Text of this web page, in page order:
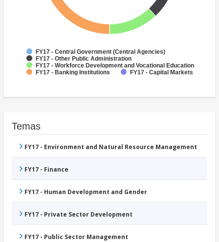
FY17 - Central Government (Central Agencies)
FY17 - Other Public Administration
FY17 - Workforce Development and Vocational Education
FY17 - Banking Institutions
FY17 - Capital Markets
Temas
FY17 - Environment and Natural Resource Management
FY17 - Finance
FY17 - Human Development and Gender
FY17 - Private Sector Development
FY17 - Public Sector Management